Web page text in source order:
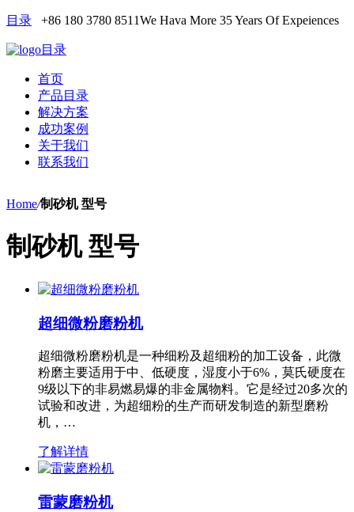
目录 +86 180 3780 8511We Hava More 35 Years Of Expeiences
目录
首页
产品目录
解决方案
成功案例
关于我们
联系我们
Home/制砂机 型号
制砂机 型号
超细微粉磨粉机
超细微粉磨粉机是一种细粉及超细粉的加工设备，此微
粉磨主要适用于中、低硬度，湿度小于6%，莫氏硬度在
9级以下的非易燃易爆的非金属物料。它是经过20多次的
试验和改进，为超细粉的生产而研发制造的新型磨粉
机，…
了解详情
雷蒙磨粉机